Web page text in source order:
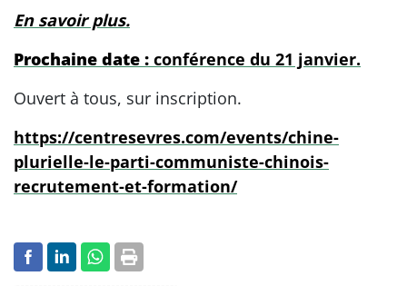
En savoir plus.
Prochaine date : conférence du 21 janvier.
Ouvert à tous, sur inscription.
https://centresevres.com/events/chine-
plurielle-le-parti-communiste-chinois-
recrutement-et-formation/